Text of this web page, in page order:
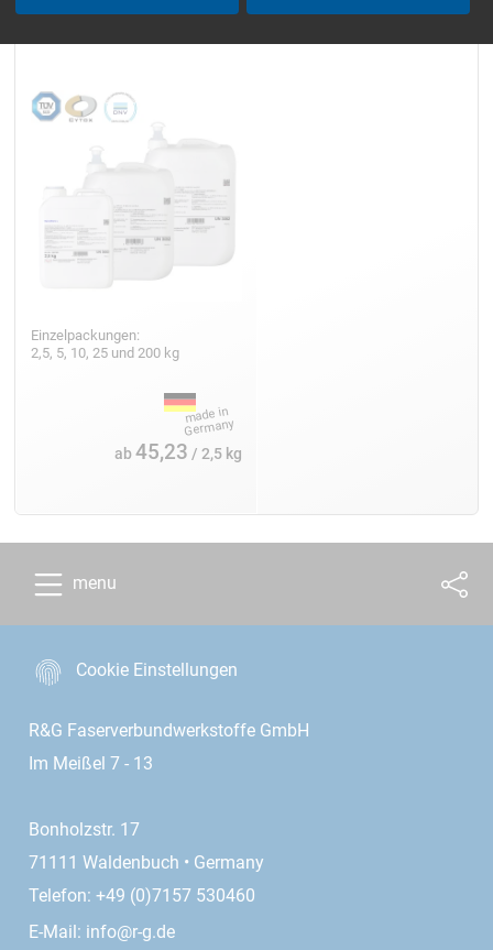
Epoxidharz L
Einzelpackungen:
2,5, 5, 10, 25 und 200 kg
ab45,23 / 2,5 kg
menu
Cookie Einstellungen
R&G Faserverbundwerkstoffe GmbH
Im Meißel 7 - 13
Bonholzstr. 17
71111 Waldenbuch • Germany
Telefon: +49 (0)7157 530460
E-Mail: info@r-g.de